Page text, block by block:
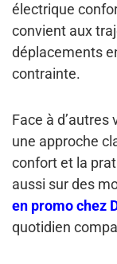
électrique
convient aux
déplacements
contrainte.
Face à
une approche
confort et la
aussi sur des
en promo chez
quotidien